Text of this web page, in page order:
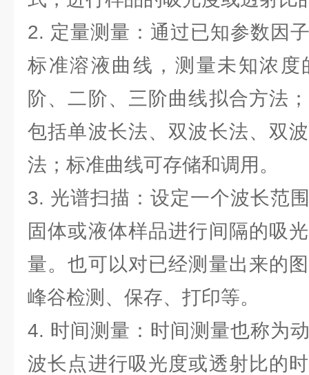
2. 定量测量：通过已知参数因
标准溶液曲线，测量未知浓度
阶、二阶、三阶曲线拟合方法
包括单波长法、双波长法、双
法；标准曲线可存储和调用。
3. 光谱扫描：设定一个波长范
固体或液体样品进行间隔的吸
量。也可以对已经测量出来的
峰谷检测、保存、打印等。
4. 时间测量：时间测量也称为
波长点进行吸光度或透射比的